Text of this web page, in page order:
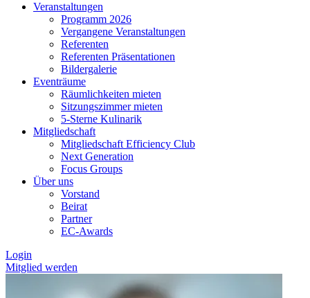
Veranstaltungen
Programm 2026
Vergangene Veranstaltungen
Referenten
Referenten Präsentationen
Bildergalerie
Eventräume
Räumlichkeiten mieten
Sitzungszimmer mieten
5-Sterne Kulinarik
Mitgliedschaft
Mitgliedschaft Efficiency Club
Next Generation
Focus Groups
Über uns
Vorstand
Beirat
Partner
EC-Awards
Login
Mitglied werden